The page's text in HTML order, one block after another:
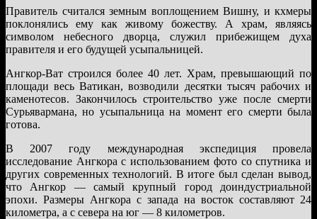
Правитель считался земным воплощением Вишну, и кхмеры
поклонялись ему как живому божеству. А храм, являясь
символом небесного дворца, служил прибежищем духа
правителя и его будущей усыпальницей.
Ангкор-Ват строился более 40 лет. Храм, превышающий по
площади весь Ватикан, возводили десятки тысяч рабочих и
каменотесов. Закончилось строительство уже после смерти
Сурьявармана, но усыпальница на момент его смерти была
готова.
В 2007 году международная экспедиция провела
исследование Ангкора с использованием фото со спутника и
других современных технологий. В итоге был сделан вывод,
что Ангкор — самый крупный город доиндустриальной
эпохи. Размеры Ангкора с запада на восток составляют 24
километра, а с севера на юг — 8 километров.